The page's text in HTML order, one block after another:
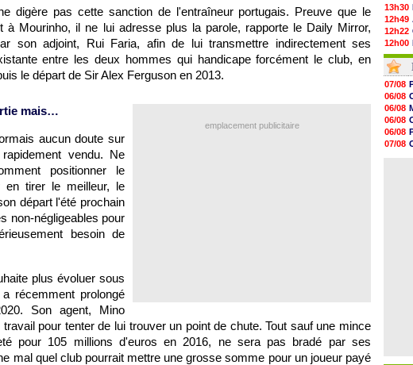
digère pas cette sanction de l'entraîneur portugais. Preuve que le
à Mourinho, il ne lui adresse plus la parole, rapporte le Daily Mirror,
son adjoint, Rui Faria, afin de lui transmettre indirectement ses
entre les deux hommes qui handicape forcément le club, en
le départ de Sir Alex Ferguson en 2013.
emplacement publicitaire
mais…
aucun doute sur
vendu. Ne
positionner le
en tirer le meilleur, le
départ l'été prochain
non-négligeables pour
besoin de
plus évoluer sous
récemment prolongé
Son agent, Mino
pour tenter de lui trouver un point de chute. Tout sauf une mince
pour 105 millions d'euros en 2016, ne sera pas bradé par ses
mal quel club pourrait mettre une grosse somme pour un joueur payé
13h30
12h49
12h22
12h00
11h46
11h20
10h49
10h32
10h10
09h49
09h35
09h08
08h54
07/08
06/08
06/08
06/08
06/08
07/08